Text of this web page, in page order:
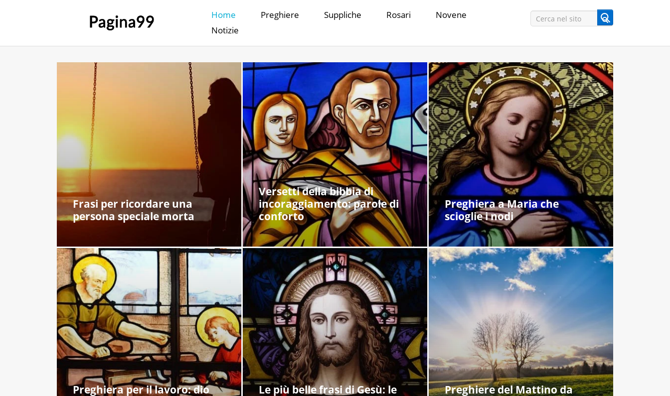
Home Preghiere Suppliche Rosari
Novene
Notizie
Frasi per ricordare una
persona speciale morta
Versetti della bibbia di
incoraggiamento: parole di
conforto
Preghiera a Maria che
scioglie i nodi
Preghiera per il lavoro: dio
Le più belle frasi di Gesù: le
Preghiere del Mattino da